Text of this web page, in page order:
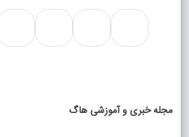
مجله خبری و آموزشی هاگ